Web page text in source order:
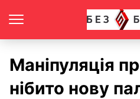
Маніпуляція
нібито нову